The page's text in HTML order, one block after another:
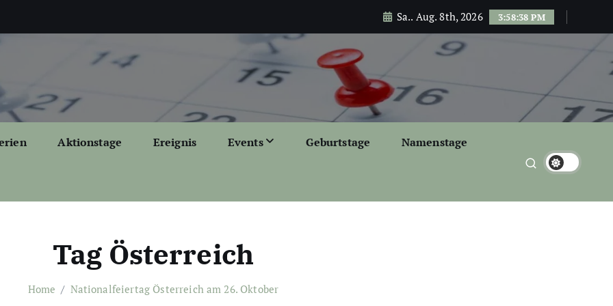
Sa.. Aug. 8th, 2026 3:58:39 PM
Aktionstage Ereignis Events Geburtstage Namenstage
Tag Österreich
Home Nationalfeiertag Österreich am 26. Oktober